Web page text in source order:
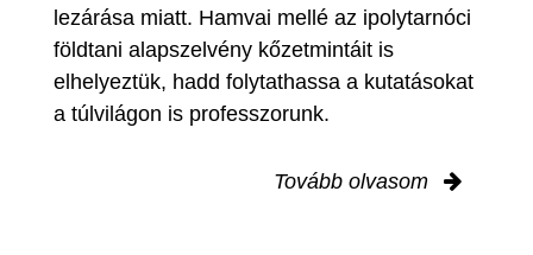
lezárása miatt. Hamvai mellé az ipolytarnóci
földtani alapszelvény kőzetmintáit is
elhelyeztük, hadd folytathassa a kutatásokat
a túlvilágon is professzorunk.
Tovább olvasom